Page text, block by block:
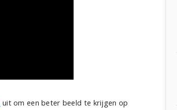
uit om een beter beeld te krijgen op